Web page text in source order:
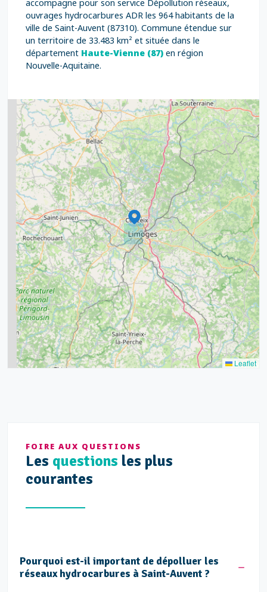
accompagne pour son service Dépollution réseaux,
ouvrages hydrocarbures ADR les 964 habitants de la
ville de Saint-Auvent (87310). Commune étendue sur
un territoire de 33.483 km² et située dans le
département Haute-Vienne (87) en région
Nouvelle-Aquitaine.
2
9
2
3
11
5
8
7
7
6
20
2
9
8
5
11
15
7
Leaflet
FOIRE AUX QUESTIONS
Les questions les plus
courantes
Pourquoi est-il important de dépolluer les
réseaux hydrocarbures à Saint-Auvent ?